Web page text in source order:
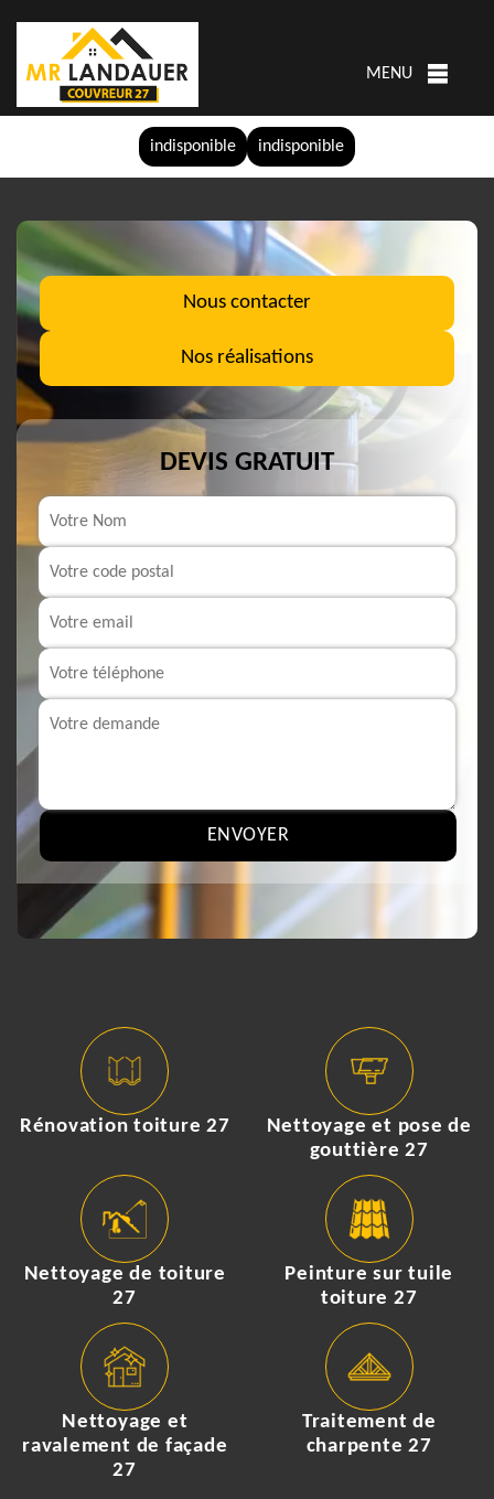
indisponible indisponible
MENU
Nous contacter
Nos réalisations
DEVIS GRATUIT
Rénovation toiture 27
Nettoyage et pose de
gouttière 27
Nettoyage de toiture
27
Peinture sur tuile
toiture 27
Nettoyage et
ravalement de façade
27
Traitement de
charpente 27